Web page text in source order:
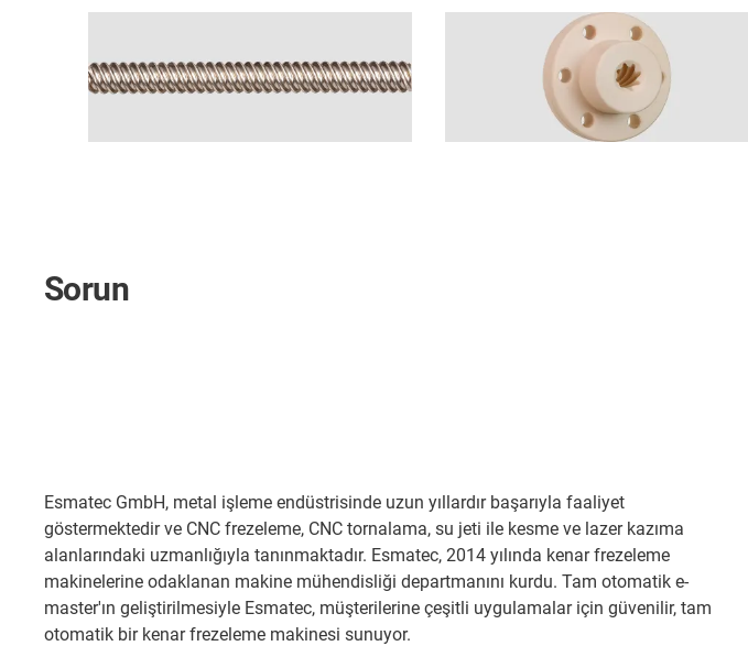
Sorun
Esmatec GmbH, metal işleme endüstrisinde uzun yıllardır başarıyla faaliyet
göstermektedir ve CNC frezeleme, CNC tornalama, su jeti ile kesme ve lazer kazıma
alanlarındaki uzmanlığıyla tanınmaktadır. Esmatec, 2014 yılında kenar frezeleme
makinelerine odaklanan makine mühendisliği departmanını kurdu. Tam otomatik e-
master'ın geliştirilmesiyle Esmatec, müşterilerine çeşitli uygulamalar için güvenilir, tam
otomatik bir kenar frezeleme makinesi sunuyor.